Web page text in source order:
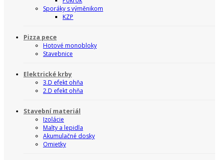
Sporáky s výměnikom
KZP
Pizza pece
Hotové monobloky
Stavebnice
Elektrické krby
3.D efekt ohňa
2.D efekt ohňa
Stavební materiál
Izolácie
Malty a lepidla
Akumulačné dosky
Omietky